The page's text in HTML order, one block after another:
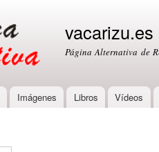
vacarizu.es
Página Alternativa de
Imágenes Libros Vídeos